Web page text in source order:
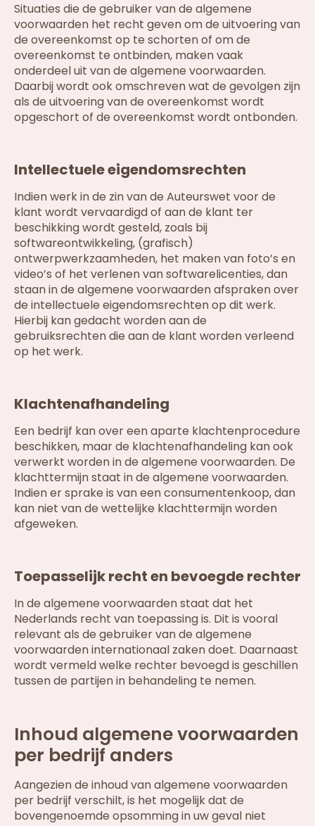
Situaties die de gebruiker van de algemene
voorwaarden het recht geven om de uitvoering van
de overeenkomst op te schorten of om de
overeenkomst te ontbinden, maken vaak
onderdeel uit van de algemene voorwaarden.
Daarbij wordt ook omschreven wat de gevolgen zijn
als de uitvoering van de overeenkomst wordt
opgeschort of de overeenkomst wordt ontbonden.
Intellectuele eigendomsrechten
Indien werk in de zin van de Auteurswet voor de
klant wordt vervaardigd of aan de klant ter
beschikking wordt gesteld, zoals bij
softwareontwikkeling, (grafisch)
ontwerpwerkzaamheden, het maken van foto’s en
video’s of het verlenen van softwarelicenties, dan
staan in de algemene voorwaarden afspraken over
de intellectuele eigendomsrechten op dit werk.
Hierbij kan gedacht worden aan de
gebruiksrechten die aan de klant worden verleend
op het werk.
Klachtenafhandeling
Een bedrijf kan over een aparte klachtenprocedure
beschikken, maar de klachtenafhandeling kan ook
verwerkt worden in de algemene voorwaarden. De
klachttermijn staat in de algemene voorwaarden.
Indien er sprake is van een consumentenkoop, dan
kan niet van de wettelijke klachttermijn worden
afgeweken.
Toepasselijk recht en bevoegde rechter
In de algemene voorwaarden staat dat het
Nederlands recht van toepassing is. Dit is vooral
relevant als de gebruiker van de algemene
voorwaarden internationaal zaken doet. Daarnaast
wordt vermeld welke rechter bevoegd is geschillen
tussen de partijen in behandeling te nemen.
Inhoud algemene voorwaarden
per bedrijf anders
Aangezien de inhoud van algemene voorwaarden
per bedrijf verschilt, is het mogelijk dat de
bovengenoemde opsomming in uw geval niet